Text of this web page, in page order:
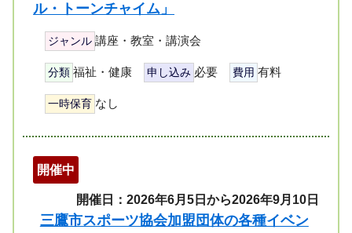
ル・トーンチャイム」
ジャンル 講座・教室・講演会
分類 福祉・健康 申し込み 必要 費用 有料
一時保育 なし
開催中
開催日：2026年6月5日から2026年9月10日
三鷹市スポーツ協会加盟団体の各種イベン